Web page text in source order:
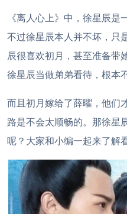
《离人心上》中，徐星辰是
不过徐星辰本人并不坏，只
辰很喜欢初月，甚至准备带
徐星辰当做弟弟看待，根本
而且初月嫁给了薛曜，他们
路是不会太顺畅的。那徐星
呢？大家和小编一起来了解